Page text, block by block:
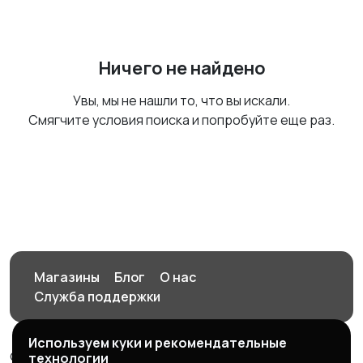
Ничего не найдено
Увы, мы не нашли то, что вы искали.
Смягчите условия поиска и попробуйте еще раз.
Магазины Блог
О нас
Служба поддержки
© 2026 Орен-АЙ - Авто | Недвижимость | Работа |
Используем куки и рекомендательные
технологии